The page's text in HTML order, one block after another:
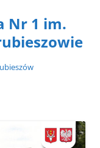
Nr 1 im.